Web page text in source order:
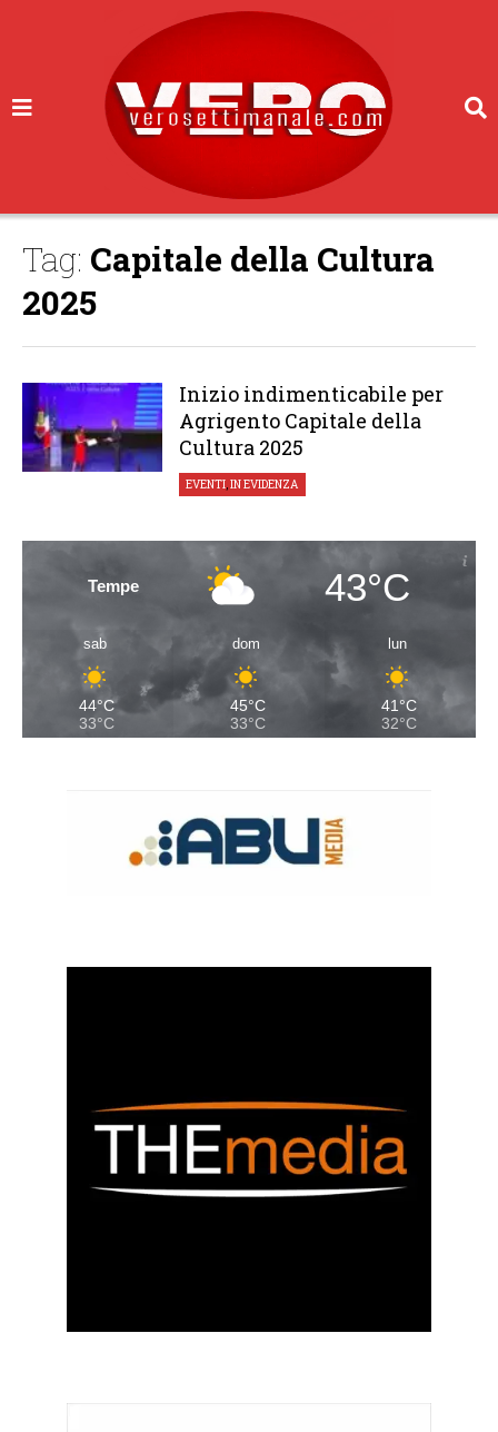
Tag: Capitale della Cultura
2025
Inizio indimenticabile per
Agrigento Capitale della
Cultura 2025
EVENTI,IN EVIDENZA
Tempe 43°C
sab
44°C
33°C
dom
45°C
33°C
lun
41°C
32°C